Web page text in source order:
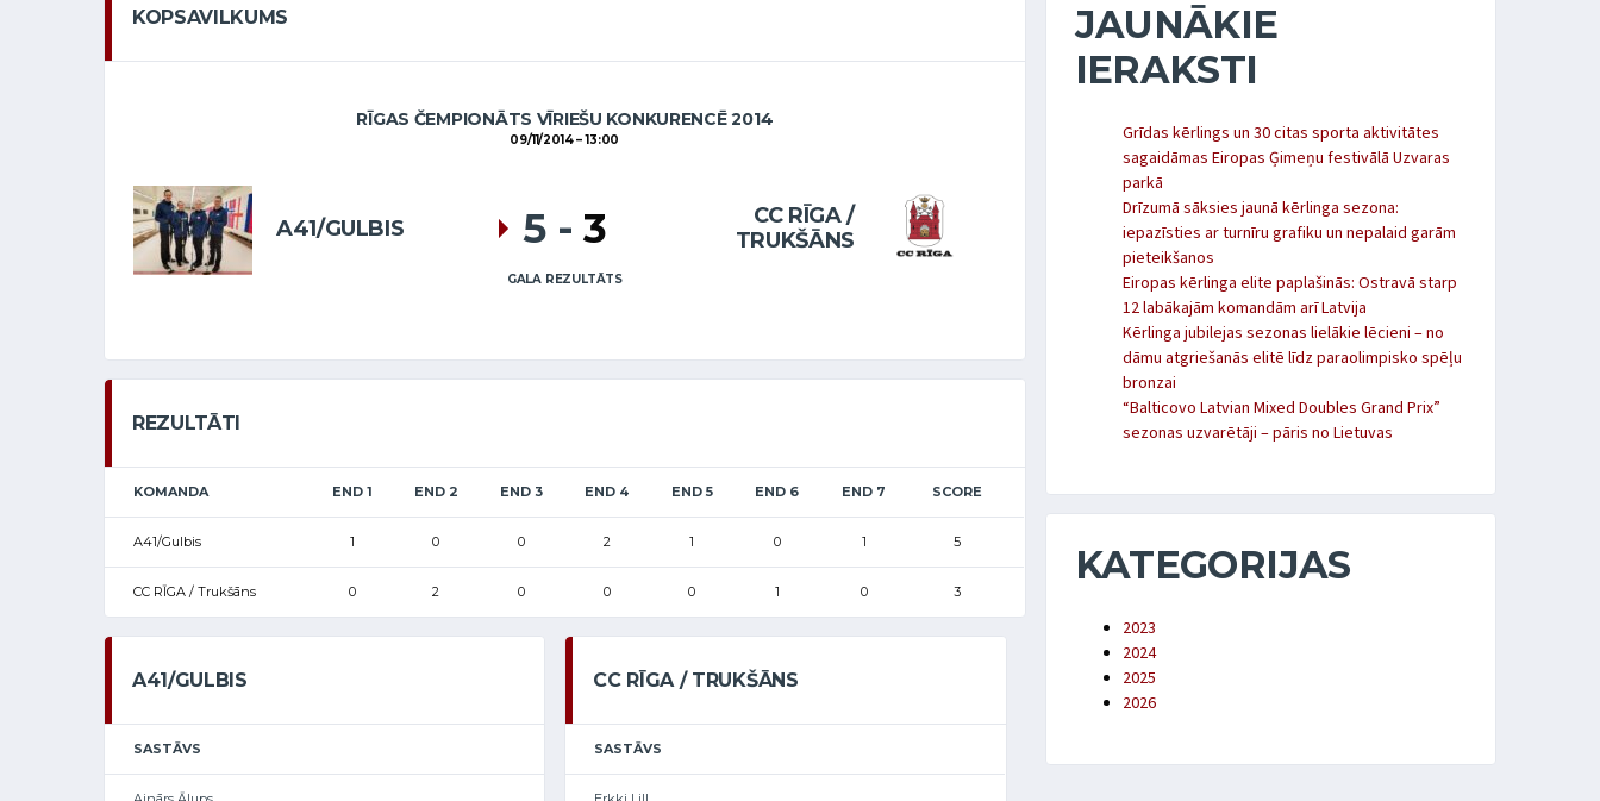
KOPSAVILKUMS
RĪGAS ČEMPIONĀTS VĪRIEŠU KONKURENCĒ 2014
09/11/2014 13:00
A41/GULBIS
CC RĪGA /
TRUKŠĀNS
5 - 3
GALA REZULTĀTS
REZULTĀTI
KOMANDA END 1 END 2 END 3 END 4 END 5 END 6 END 7 SCORE
A41/Gulbis 1 0 0 2 1 0 1 5
CC RĪGA / Trukšāns 0 2 0 0 0 1 0 3
A41/GULBIS
SASTĀVS
CC RĪGA / TRUKŠĀNS
SASTĀVS
JAUNĀKIE
IERAKSTI
Grīdas kērlings un 30 citas sporta aktivitātes
sagaidāmas Eiropas Ģimeņu festivālā Uzvaras
parkā
Drīzumā sāksies jaunā kērlinga sezona:
iepazīsties ar turnīru grafiku un nepalaid garām
pieteikšanos
Eiropas kērlinga elite paplašinās: Ostravā starp
12 labākajām komandām arī Latvija
Kērlinga jubilejas sezonas lielākie lēcieni – no
dāmu atgriešanās elitē līdz paraolimpisko spēļu
bronzai
“Balticovo Latvian Mixed Doubles Grand Prix”
sezonas uzvarētāji – pāris no Lietuvas
KATEGORIJAS
2023
2024
2025
2026